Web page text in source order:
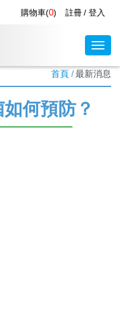
註冊 登入
購物車(0)
首頁 最新消息
何預防？